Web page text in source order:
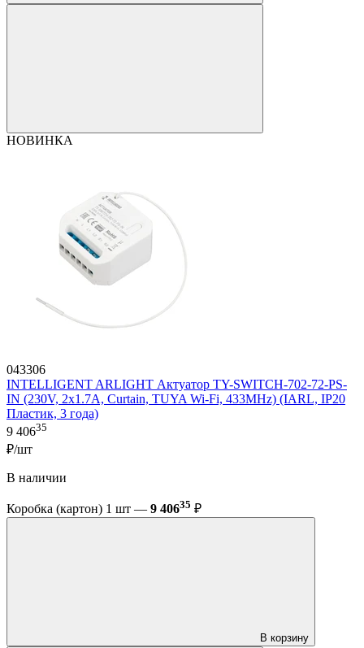
НОВИНКА
043306
INTELLIGENT ARLIGHT Актуатор TY-SWITCH-702-72-PS-
IN (230V, 2x1.7A, Curtain, TUYA Wi-Fi, 433MHz) (IARL, IP20
Пластик, 3 года)
9 40635
₽/шт
В наличии
Коробка (картон) 1 шт — 9 40635 ₽
В корзину